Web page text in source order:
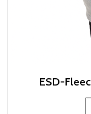
ESD-